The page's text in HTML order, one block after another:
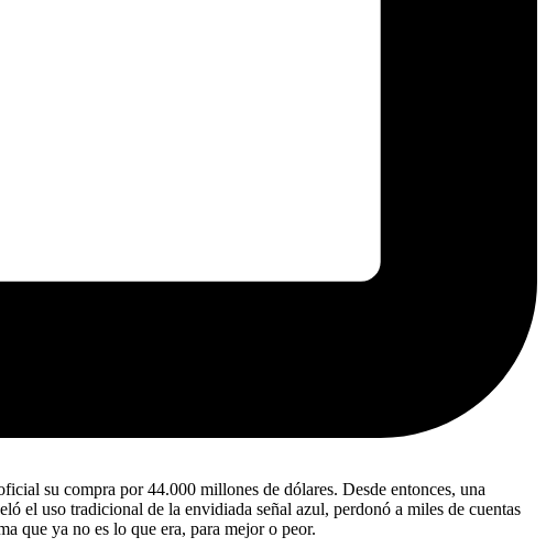
su compra por 44.000 millones de dólares. Desde entonces, una
el uso tradicional de la envidiada señal azul, perdonó a miles de cuentas
que ya no es lo que era, para mejor o peor.